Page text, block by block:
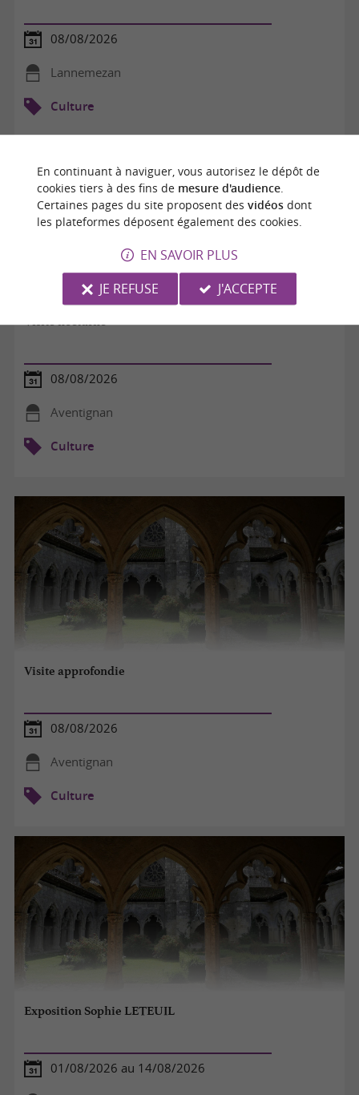
08/08/2026
Lannemezan
Culture
Visite nocturne
08/08/2026
Aventignan
Culture
Visite approfondie
08/08/2026
Aventignan
Culture
Exposition Sophie LETEUIL
01/08/2026 au 14/08/2026
En continuant à naviguer, vous autorisez le dépôt de
cookies tiers à des fins de mesure d'audience.
Certaines pages du site proposent des vidéosdont
les plateformes déposent également des cookies.
EN SAVOIR PLUS
JE REFUSE
J'ACCEPTE